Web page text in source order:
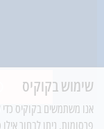
שימוש בקוקיס
אנו משתמשים בקוקיס
פרסומות. ניתן לבחור